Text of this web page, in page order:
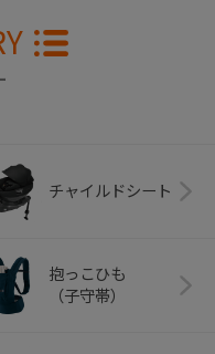
チャイルドシート
抱っこひも
（子守帯）